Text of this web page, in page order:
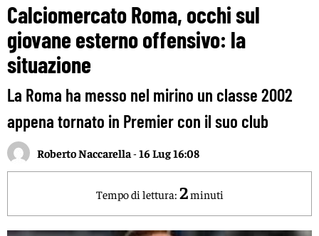
Calciomercato Roma, occhi sul
giovane esterno offensivo: la
situazione
La Roma ha messo nel mirino un classe 2002
appena tornato in Premier con il suo club
Roberto Naccarella -16 Lug 16:08
Tempo di lettura: 2minuti